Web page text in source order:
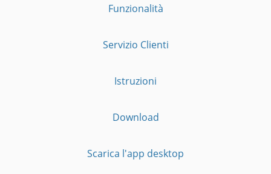
Funzionalità
Servizio Clienti
Istruzioni
Download
Scarica l'app desktop